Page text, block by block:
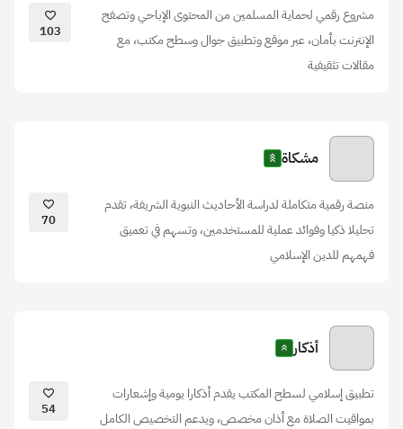
مشروع رقمي لحماية المسلمين من المحتوى الإباحي وتصفح
الإنترنت بأمان، عبر موقع وتطبيق جوال وسطح مكتب، مع
مقالات تثقيفية
103
مشكاة
منصة رقمية متكاملة لدراسة الأحاديث النبوية الشريفة، تقدم
تحليلا ذكيا وفوائد عملية للمستخدمين، وتسهم في تعميق
فهمهم للدين الإسلامي
70
أذكار
تطبيق إسلامي لسطح المكتب يقدم أذكارا يومية وإشعارات
بمواقيت الصلاة مع أذان مخصص، ويدعم التخصيص الكامل
54